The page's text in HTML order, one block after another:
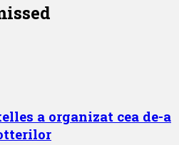
a organizat cea de-a